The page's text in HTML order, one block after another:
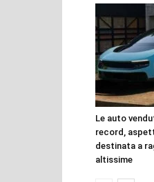
Le auto
record,
destinata a
altissime